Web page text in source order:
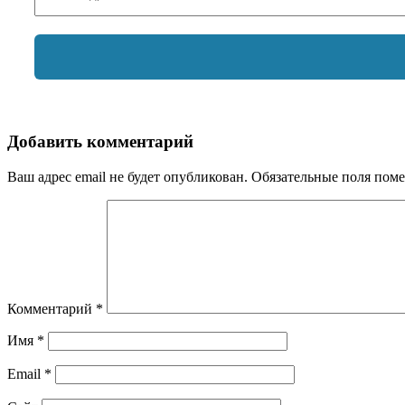
Добавить комментарий
Ваш адрес email не будет опубликован. Обязательные поля
Комментарий *
Имя *
Email *